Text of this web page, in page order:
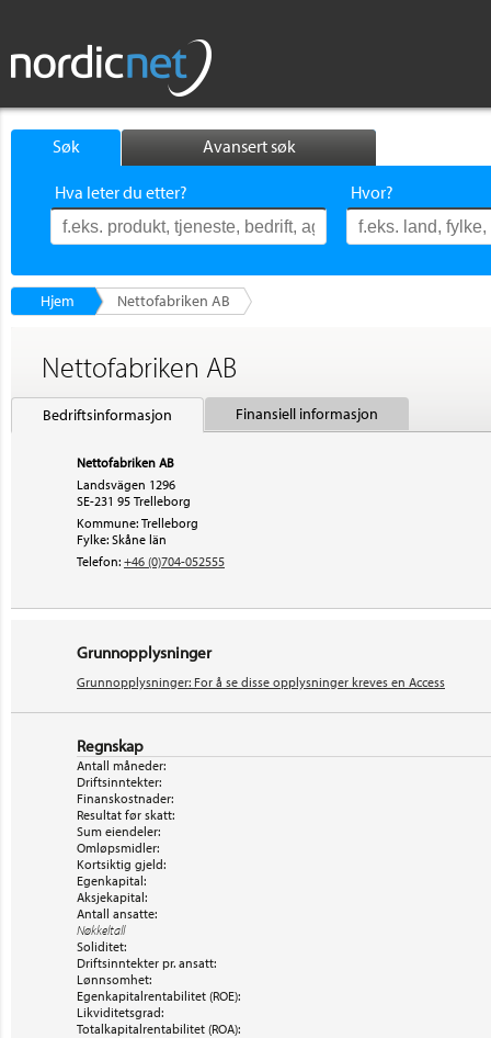
Søk Avansert søk
Hva leter du etter? Hvor?
Hjem Nettofabriken AB
Nettofabriken AB
Bedriftsinformasjon Finansiell informasjon
Nettofabriken AB
Landsvägen 1296
SE-231 95 Trelleborg
Kommune: Trelleborg
Fylke: Skåne län
Telefon: +46 (0)704-052555
Grunnopplysninger
Grunnopplysninger: For å se disse opplysninger kreves en Access
Regnskap
Antall måneder:
Driftsinntekter:
Finanskostnader:
Resultat før skatt:
Sum eiendeler:
Omløpsmidler:
Kortsiktig gjeld:
Egenkapital:
Aksjekapital:
Antall ansatte:
Nøkkeltall
Soliditet:
Driftsinntekter pr. ansatt:
Lønnsomhet:
Egenkapitalrentabilitet (ROE):
Likviditetsgrad:
Totalkapitalrentabilitet (ROA):